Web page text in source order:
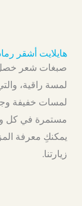
هايلايت أشقر
صبغات شعر خصل
لمسة راقية،
لمسات خفيفة
مستمرة في كل
يمكنكِ معرفة
زيارتنا.